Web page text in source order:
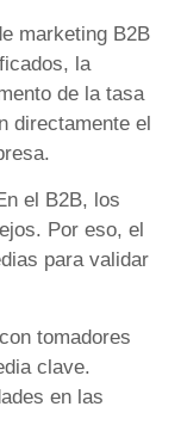
marketing B2B
la
de la tasa
directamente el
el B2B, los
Por eso, el
para validar
tomadores
clave.
en las